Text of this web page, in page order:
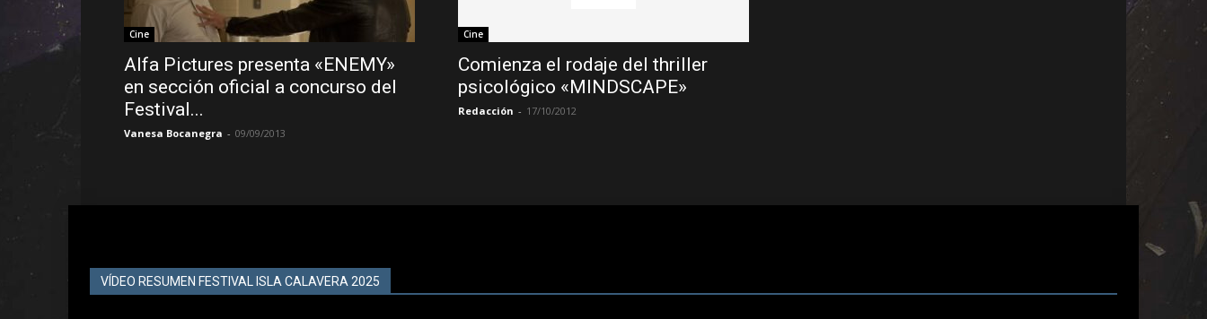
Cine
Alfa Pictures presenta «ENEMY»
en sección oficial a concurso del
Festival...
Vanesa Bocanegra - 09/09/2013
Cine
Comienza el rodaje del thriller
psicológico «MINDSCAPE»
Redacción - 17/10/2012
VÍDEO RESUMEN FESTIVAL ISLA CALAVERA 2025